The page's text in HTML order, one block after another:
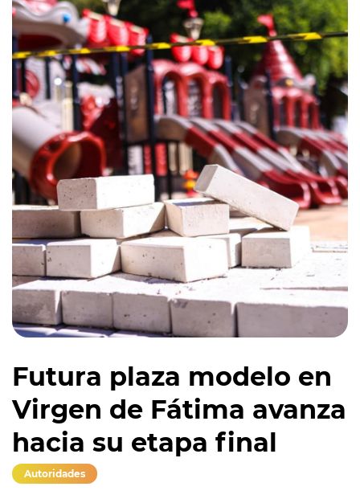
Futura plaza modelo en
Virgen de Fátima avanza
hacia su etapa final
Autoridades